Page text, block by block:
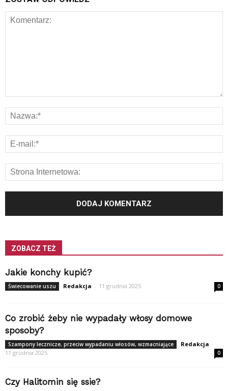
ZOBACZ TEŻ
Jakie konchy kupić?
Świecowanie uszu Redakcja - 11 grudnia 2025 0
Co zrobić żeby nie wypadały włosy domowe
sposoby?
Szampony lecznicze, przeciw wypadaniu włosów, wzmacniające Redakcja -
11 grudnia 2025
0
Czy Halitomin się ssie?